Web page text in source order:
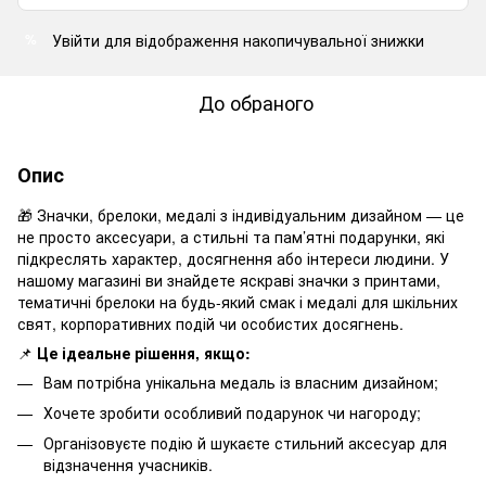
Увійти для відображення накопичувальної знижки
До обраного
Опис
🎁 Значки, брелоки, медалі з індивідуальним дизайном — це
не просто аксесуари, а стильні та пам’ятні подарунки, які
підкреслять характер, досягнення або інтереси людини. У
нашому магазині ви знайдете яскраві значки з принтами,
тематичні брелоки на будь-який смак і медалі для шкільних
свят, корпоративних подій чи особистих досягнень.
📌 Це ідеальне рішення, якщо:
Вам потрібна унікальна медаль із власним дизайном;
Хочете зробити особливий подарунок чи нагороду;
Організовуєте подію й шукаєте стильний аксесуар для
відзначення учасників.